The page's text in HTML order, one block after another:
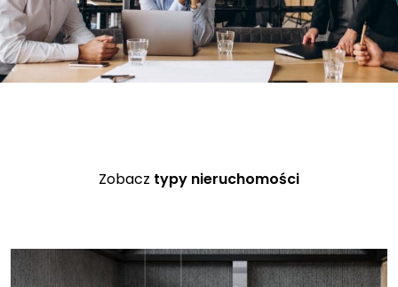
Zobacz typy nieruchomości